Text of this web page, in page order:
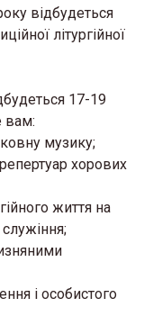
відбудеться
літургійної
17-19
вам:
музику;
хорових
життя на
служіння;
і особистого